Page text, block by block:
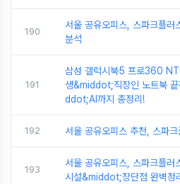
190
서울 공유오피스, 스파크플러
분석
191
삼성 갤럭시북5 프로360
생&middot;직장인 노트북
ddot;AI까지 총정리!
192 서울 공유오피스 추천, 스파
193
서울 공유오피스, 스파크플
시설&middot;장단점 완벽정